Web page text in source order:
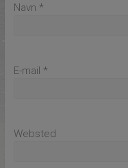
Navn *
E-mail *
Websted